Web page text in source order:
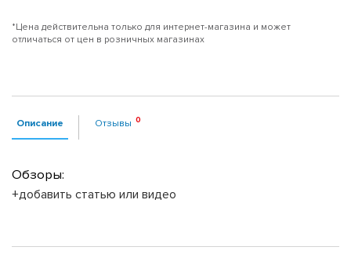
*Цена действительна только для интернет-магазина и может
отличаться от цен в розничных магазинах
Описание Отзывы
Обзоры:
+добавить статью или видео